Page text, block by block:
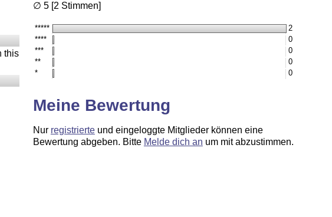
this
∅ 5 [2 Stimmen]
*****
2
****
0
***
0
**
0
*
0
Meine Bewertung
Nur registrierteund eingeloggte Mitglieder können eine
Bewertung abgeben. Bitte Melde dich an um mit abzustimmen.